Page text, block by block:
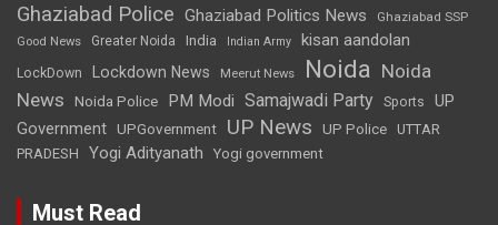
Ghaziabad Police Ghaziabad Politics News Ghaziabad SSP
Good News Greater Noida India Indian Army kisan aandolan
LockDown Lockdown News Meerut News Noida Noida
News
Noida Police PM Modi Samajwadi Party Sports
UP
Government UPGovernment UP News UP Police
UTTAR
PRADESH
Yogi Adityanath Yogi government
Must Read